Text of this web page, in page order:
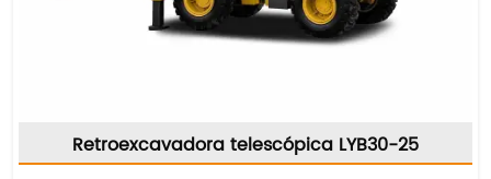
Retroexcavadora telescópica LYB30-25